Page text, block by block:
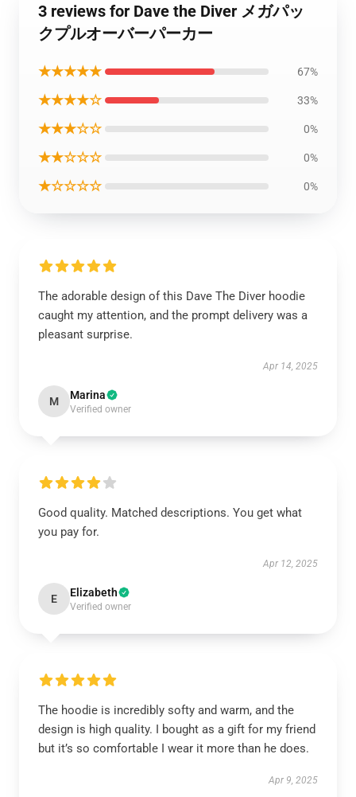
3 reviews for Dave the Diver メガパッ
クプルオーバーパーカー
★★★★★ 67%
★★★★☆ 33%
★★★☆☆ 0%
★★☆☆☆ 0%
★☆☆☆☆ 0%
The adorable design of this Dave The Diver hoodie
caught my attention, and the prompt delivery was a
pleasant surprise.
Apr 14, 2025
M Marina
Verified owner
Good quality. Matched descriptions. You get what
you pay for.
Apr 12, 2025
E Elizabeth
Verified owner
The hoodie is incredibly softy and warm, and the
design is high quality. I bought as a gift for my friend
but it’s so comfortable I wear it more than he does.
Apr 9, 2025